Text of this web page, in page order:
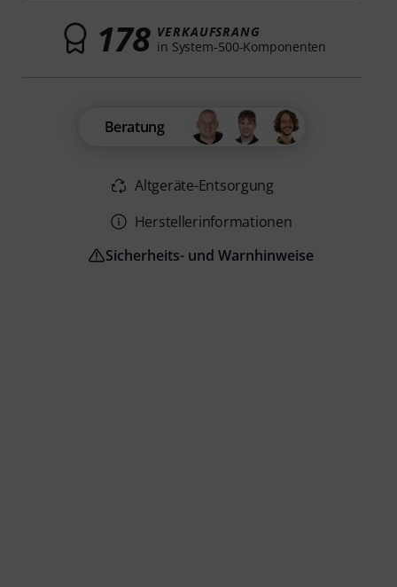
178 VERKAUFSRANG
in System-500-Komponenten
Beratung
Altgeräte-Entsorgung
Herstellerinformationen
Sicherheits- und Warnhinweise